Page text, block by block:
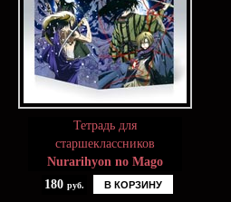
Тетрадь для
старшеклассников
Nurarihyon no Mago
180 руб. В КОРЗИНУ